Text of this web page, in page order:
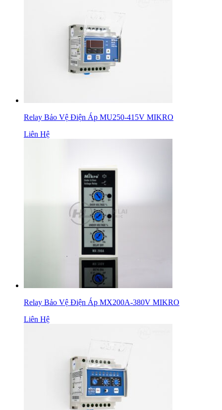
Relay Bảo Vệ Điện Áp MU250-415V MIKRO
Liên Hệ
Relay Bảo Vệ Điện Áp MX200A-380V MIKRO
Liên Hệ